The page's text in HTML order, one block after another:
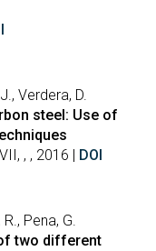
Verdera, D.
steel: Use of
, , 2016 | DOI
Pena, G.
two different